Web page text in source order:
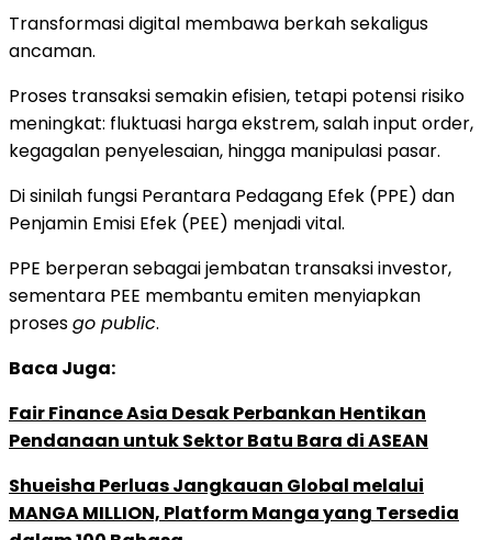
Transformasi digital membawa berkah sekaligus
ancaman.
Proses transaksi semakin efisien, tetapi potensi risiko
meningkat: fluktuasi harga ekstrem, salah input order,
kegagalan penyelesaian, hingga manipulasi pasar.
Di sinilah fungsi Perantara Pedagang Efek (PPE) dan
Penjamin Emisi Efek (PEE) menjadi vital.
PPE berperan sebagai jembatan transaksi investor,
sementara PEE membantu emiten menyiapkan
prosesgo public.
Baca Juga:
Fair Finance Asia Desak Perbankan Hentikan
Pendanaan untuk Sektor Batu Bara di ASEAN
Shueisha Perluas Jangkauan Global melalui
MANGA MILLION, Platform Manga yang Tersedia